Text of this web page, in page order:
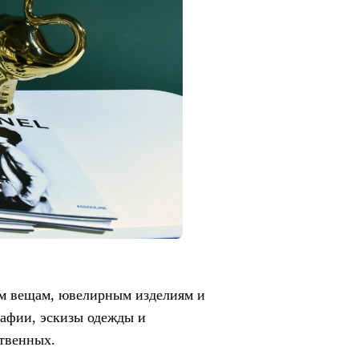
вещам, ювелирным изделиям и
эскизы одежды и